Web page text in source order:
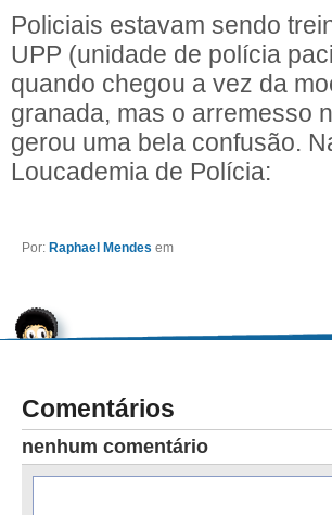
Policiais estavam sendo
UPP (unidade de polícia
quando chegou a vez da
granada, mas o arremesso
gerou uma bela confusão.
Loucademia de Polícia:
Por: Raphael Mendes em
Comentários
nenhum comentário